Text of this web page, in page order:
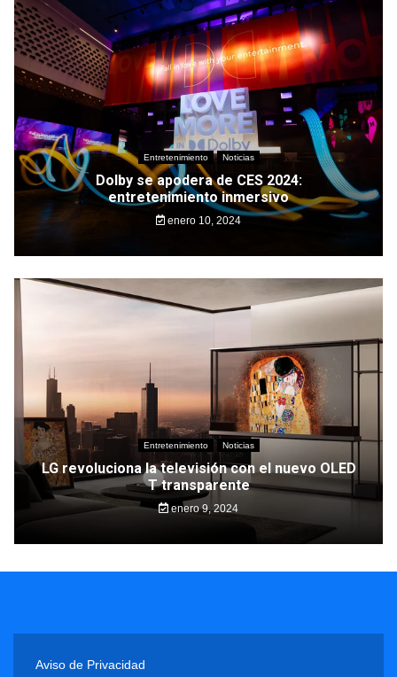
Entretenimiento Noticias
Dolby se apodera de CES 2024:
entretenimiento inmersivo
enero 10, 2024
Entretenimiento Noticias
LG revoluciona la televisión con el nuevo OLED
T transparente
enero 9, 2024
Aviso de Privacidad